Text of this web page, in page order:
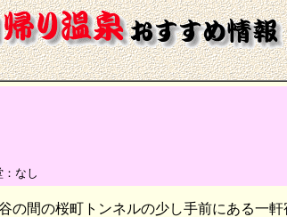
なし
の間の桜町トンネルの少し手前にある一